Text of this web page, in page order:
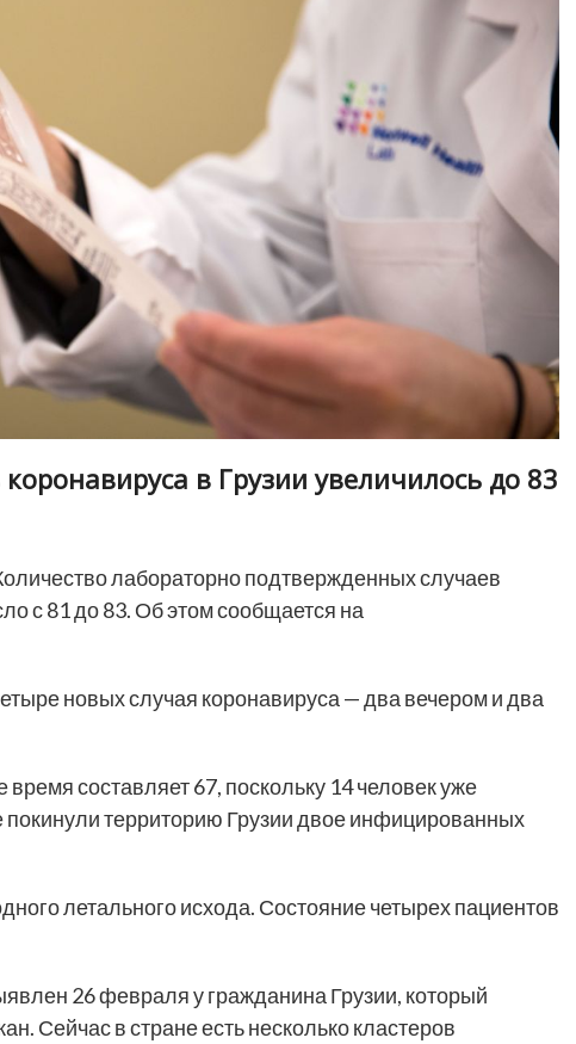
в Грузии увеличилось до 83
лабораторно подтвержденных случаев
с 81 до 83. Об этом сообщается на
новых случая коронавируса — два вечером и два
составляет 67, поскольку 14 человек уже
территорию Грузии двое инфицированных
летального исхода. Состояние четырех пациентов
26 февраля у гражданина Грузии, который
Сейчас в стране есть несколько кластеров